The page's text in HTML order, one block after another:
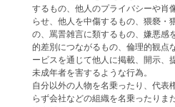
するもの、他人のプライバシーや肖
らせ、他人を中傷するもの、猥褻・
の、罵詈雑言に類するもの、嫌悪感
的差別につながるもの、倫理的観点
ービスを通じて他人に掲載、開示、
未成年者を害するような行為。
自分以外の人物を名乗ったり、代表
らず会社などの組織を名乗ったりま